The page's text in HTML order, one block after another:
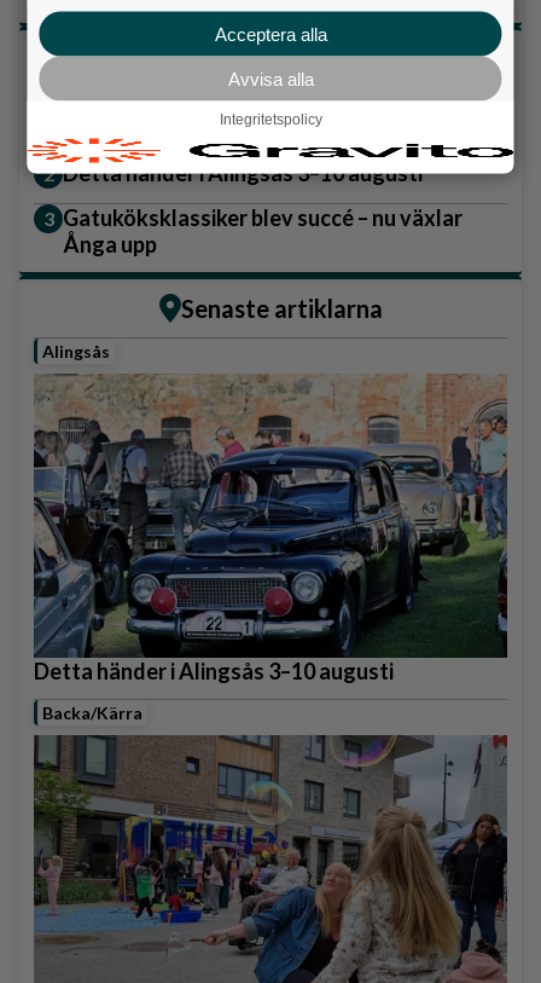
Topp tre denna veckan
Milstolpen: Ny tunnel är på plats under
Detta händer i Alingsås 3–10 augusti
Gatuköksklassiker blev succé – nu växlar
Ånga upp
Senaste artiklarna
Alingsås
Detta händer i Alingsås 3–10 augusti
Backa/Kärra
Acceptera alla
Avvisa alla
Integritetspolicy